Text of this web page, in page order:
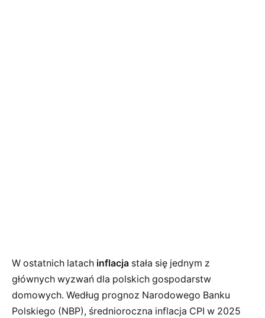
W ostatnich latach inflacja stała się jednym z
głównych wyzwań dla polskich gospodarstw
domowych. Według prognoz Narodowego Banku
Polskiego (NBP), średnioroczna inflacja CPI w 2025